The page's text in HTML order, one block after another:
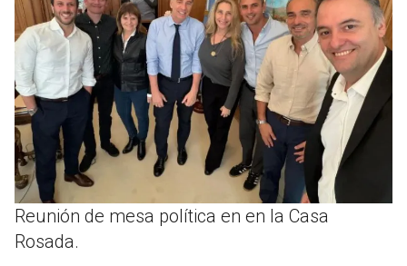
Reunión de mesa política en en la Casa
Rosada.